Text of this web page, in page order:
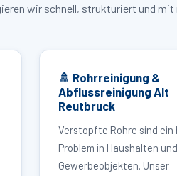
wir schnell, strukturiert und
🚿 Rohrreinigung &
Abflussreinigung Alt
Reutbruck
Verstopfte Rohre sind ein
Problem in Haushalten und
Gewerbeobjekten. Unser